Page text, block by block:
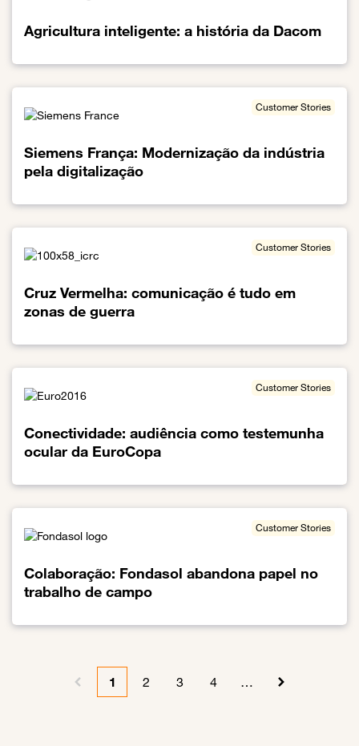
Agricultura inteligente: a história da Dacom
Siemens França: Modernização da indústria
pela digitalização
Customer Stories
Link para o Siemens França: Modernização da indústria pela
Cruz Vermelha: comunicação é tudo em
zonas de guerra
Customer Stories
Link para o Cruz Vermelha: comunicação é tudo em zonas de
Conectividade: audiência como testemunha
ocular da EuroCopa
Customer Stories
Link para o Conectividade: audiência como testemunha ocular
Colaboração: Fondasol abandona papel no
trabalho de campo
Customer Stories
Link para o Colaboração: Fondasol abandona papel no trabalho
Pagination
Previous page
Current page
1 Page
2 Page
3 Page
4 … Next page